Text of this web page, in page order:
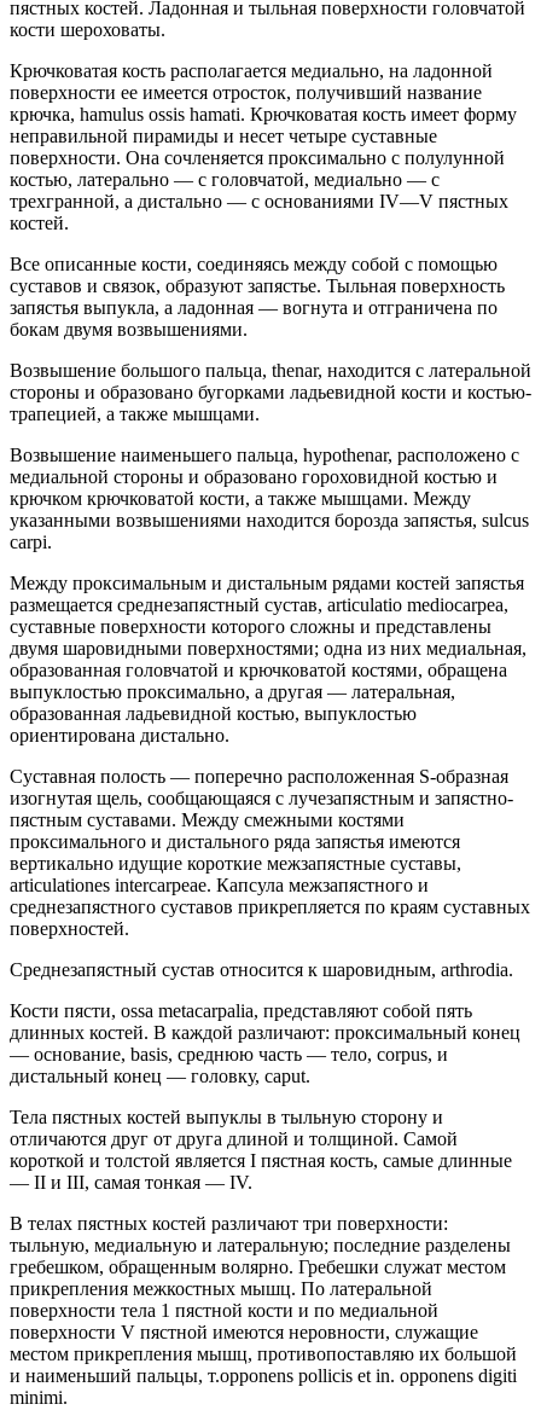
пястных костей. Ладонная и тыльная поверхности головчатой
кости шероховаты.
Крючковатая кость располагается медиально, на ладонной
поверхности ее имеется отросток, получивший название
крючка, hamulus ossis hamati. Крючковатая кость имеет форму
неправильной пирамиды и несет четыре суставные
поверхности. Она сочленяется проксимально с полулунной
костью, латерально — с головчатой, медиально — с
трехгранной, а дистально — с основаниями IV—V пястных
костей.
Все описанные кости, соединяясь между собой с помощью
суставов и связок, образуют запястье. Тыльная поверхность
запястья выпукла, а ладонная — вогнута и отграничена по
бокам двумя возвышениями.
Возвышение большого пальца, thenar, находится с латеральной
стороны и образовано бугорками ладьевидной кости и костью-
трапецией, а также мышцами.
Возвышение наименьшего пальца, hypothenar, расположено с
медиальной стороны и образовано гороховидной костью и
крючком крючковатой кости, а также мышцами. Между
указанными возвышениями находится борозда запястья, sulcus
carpi.
Между проксимальным и дистальным рядами костей запястья
размещается среднезапястный сустав, articulatio mediocarpea,
суставные поверхности которого сложны и представлены
двумя шаровидными поверхностями; одна из них медиальная,
образованная головчатой и крючковатой костями, обращена
выпуклостью проксимально, а другая — латеральная,
образованная ладьевидной костью, выпуклостью
ориентирована дистально.
Суставная полость — поперечно расположенная S-образная
изогнутая щель, сообщающаяся с лучезапястным и запястно-
пястным суставами. Между смежными костями
проксимального и дистального ряда запястья имеются
вертикально идущие короткие межзапястные суставы,
articulationes intercarpeae. Капсула межзапястного и
среднезапястного суставов прикрепляется по краям суставных
поверхностей.
Среднезапястный сустав относится к шаровидным, arthrodia.
Кости пясти, ossa metacarpalia, представляют собой пять
длинных костей. В каждой различают: проксимальный конец
— основание, basis, среднюю часть — тело, corpus, и
дистальный конец — головку, caput.
Тела пястных костей выпуклы в тыльную сторону и
отличаются друг от друга длиной и толщиной. Самой
короткой и толстой является I пястная кость, самые длинные
— II и III, самая тонкая — IV.
В телах пястных костей различают три поверхности:
тыльную, медиальную и латеральную; последние разделены
гребешком, обращенным волярно. Гребешки служат местом
прикрепления межкостных мышц. По латеральной
поверхности тела 1 пястной кости и по медиальной
поверхности V пястной имеются неровности, служащие
местом прикрепления мышц, противопоставляю их большой
и наименьший пальцы, т.opponens pollicis et in. opponens digiti
minimi.